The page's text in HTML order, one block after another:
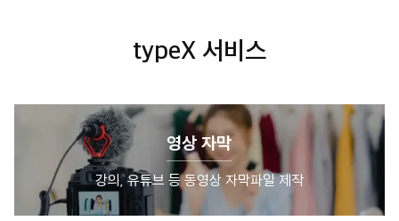
typeX 서비스
영상 자막
강의, 유튜브 등 동영상 자막파일 제작